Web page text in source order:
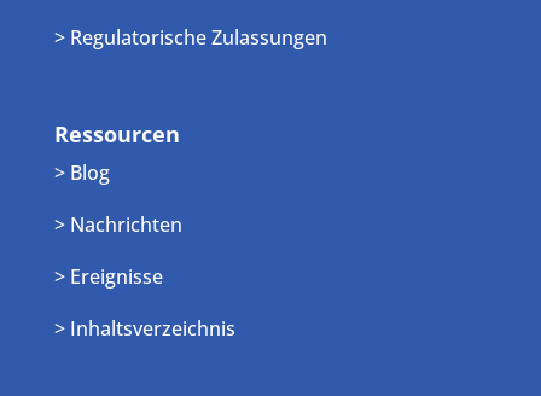
> Regulatorische Zulassungen
Ressourcen
> Blog
> Nachrichten
> Ereignisse
> Inhaltsverzeichnis